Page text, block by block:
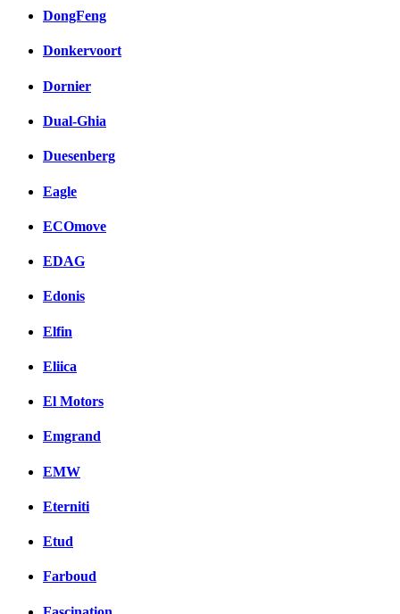
DongFeng
Donkervoort
Dornier
Dual-Ghia
Duesenberg
Eagle
ECOmove
EDAG
Edonis
Elfin
Eliica
El Motors
Emgrand
EMW
Eterniti
Etud
Farboud